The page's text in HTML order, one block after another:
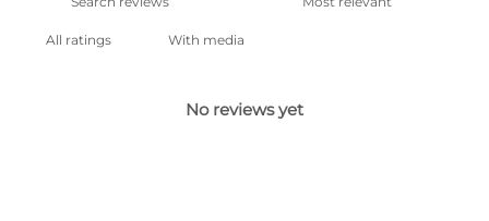
With media
No reviews yet